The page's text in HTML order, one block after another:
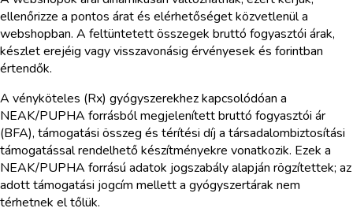
ellenőrizze a pontos árat és elérhetőséget közvetlenül a
webshopban. A feltüntetett összegek bruttó fogyasztói árak,
készlet erejéig vagy visszavonásig érvényesek és forintban
értendők.
A vényköteles (Rx) gyógyszerekhez kapcsolódóan a
NEAK/PUPHA forrásból megjelenített bruttó fogyasztói ár
(BFA), támogatási összeg és térítési díj a társadalombiztosítási
támogatással rendelhető készítményekre vonatkozik. Ezek a
NEAK/PUPHA forrású adatok jogszabály alapján rögzítettek; az
adott támogatási jogcím mellett a gyógyszertárak nem
térhetnek el tőlük.